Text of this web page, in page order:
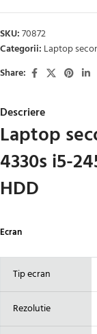
SKU:70872
Categorii: Laptop
Share:
Descriere
Laptop
4330s i5-
HDD
Ecran
Tip ecran
Rezolutie